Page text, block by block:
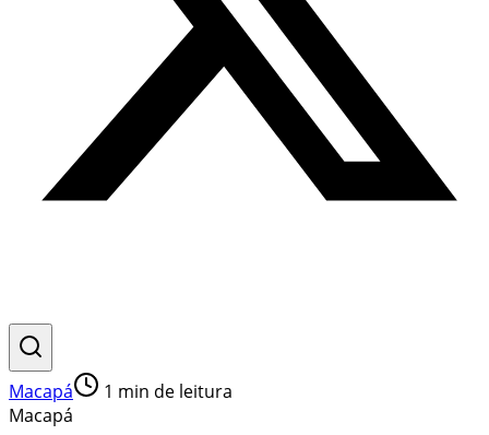
Macapá 1 min de leitura
Macapá